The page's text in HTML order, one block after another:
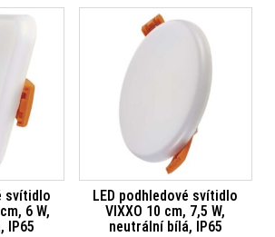
svítidlo
6 W,
IP65
LED podhledové svítidlo
VIXXO 10 cm, 7,5 W,
neutrální bílá, IP65